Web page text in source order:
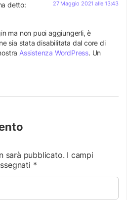
detto: 27 Maggio 2021 alle 13:43
ma non puoi aggiungerli, è
sia stata disabilitata dal core di
Assistenza WordPress. Un
sarà pubblicato. I campi
*